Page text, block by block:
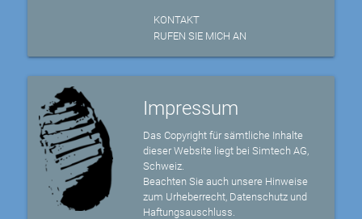
KONTAKT
RUFEN SIE MICH AN
Impressum
Das Copyright für sämtliche Inhalte
dieser Website liegt bei Simtech AG,
Schweiz.
Beachten Sie auch unsere Hinweise
zum Urheberrecht, Datenschutz und
Haftungsauschluss.